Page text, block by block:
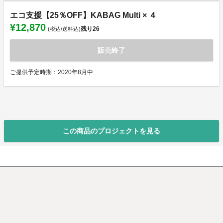
エコ支援【25％OFF】KABAG Multi × ４
¥12,870 (税込/送料込)残り26
販売終了
ご提供予定時期：2020年8月中
この商品のプロジェクトを見る